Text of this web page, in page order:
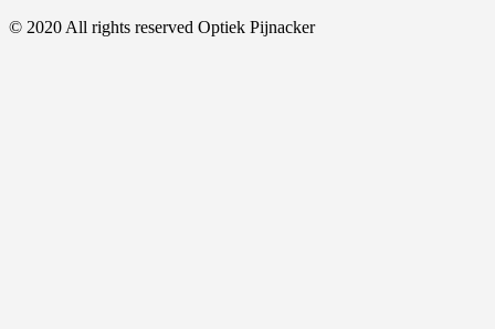
© 2020 All rights reserved Optiek Pijnacker